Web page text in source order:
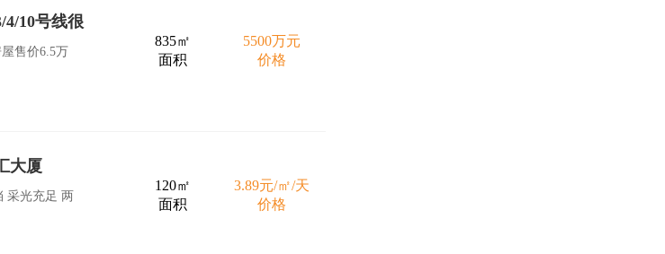
4/10号线很
售价6.5万
835㎡
面积
5500万元
价格
大厦
采光充足 两
120㎡
面积
3.89元/㎡/天
价格